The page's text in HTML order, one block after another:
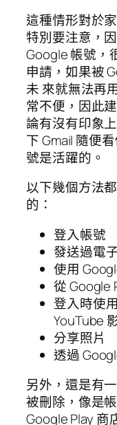
這種情形對於
特別要注意，
Google 帳號，
申請，如果被
未 來就無法再
常不便，因此
論有沒有印象
下 Gmail 隨便
號是活躍的。
以下幾個方法
的：
登入帳號
發送過電
使用
從 Google
登入時使
YouTube
分享照片
透過
另外，還是有
被刪除，像是
Google Play 商